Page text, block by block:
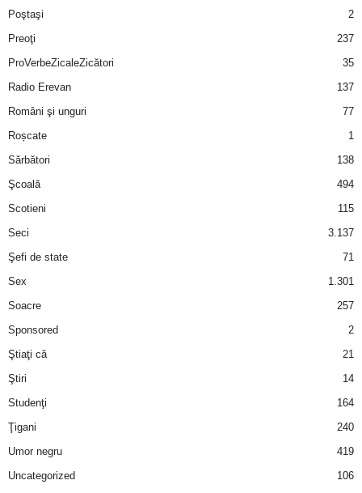
Poştaşi
2
Preoţi
237
ProVerbeZicaleZicători
35
Radio Erevan
137
Români şi unguri
77
Roșcate
1
Sărbători
138
Şcoală
494
Scotieni
115
Seci
3.137
Şefi de state
71
Sex
1.301
Soacre
257
Sponsored
2
Ştiaţi că
21
Ştiri
14
Studenţi
164
Ţigani
240
Umor negru
419
Uncategorized
106